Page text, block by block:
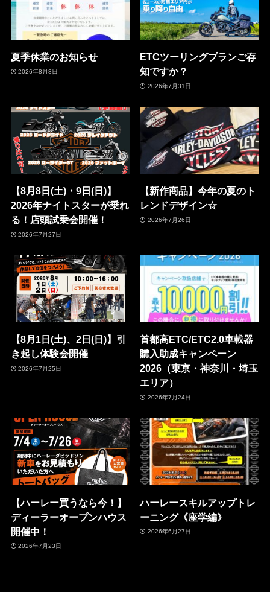
夏季休業のお知らせ
2026年8月8日
ETCツーリングプランご存
知ですか？
2026年7月31日
【8月8日(土)・9日(日)】
2026年ナイトスターが乗れ
る！店頭試乗会開催！
2026年7月27日
【新作商品】今年の夏のト
レンドデザイン☆
2026年7月26日
【8月1日(土)、2日(日)】引
き起し体験会開催
2026年7月25日
首都高ETC/ETC2.0車載器
購入助成キャンペーン
2026（東京・神奈川・埼玉
エリア）
2026年7月24日
【ハーレー買うなら今！】
ディーラーオープンハウス
開催中！
2026年7月23日
ハーレースキルアップトレ
ーニング《座学編》
2026年6月27日